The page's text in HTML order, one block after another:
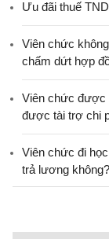
Ưu đãi thuế
Viên chức
chấm dứt hợp
Viên chức được
được tài trợ chi
Viên chức đi
trả lương không?